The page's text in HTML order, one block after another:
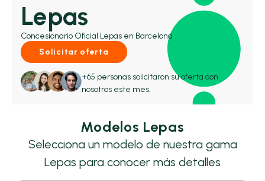
Lepas
Concesionario Oficial Lepas en Barcelona
Solicitar oferta
+65 personas solicitaron su oferta con
nosotros este mes.
Modelos Lepas
Selecciona un modelo de nuestra gama
Lepas para conocer más detalles